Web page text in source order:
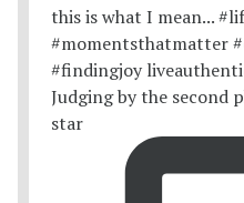
Judging by the second
star